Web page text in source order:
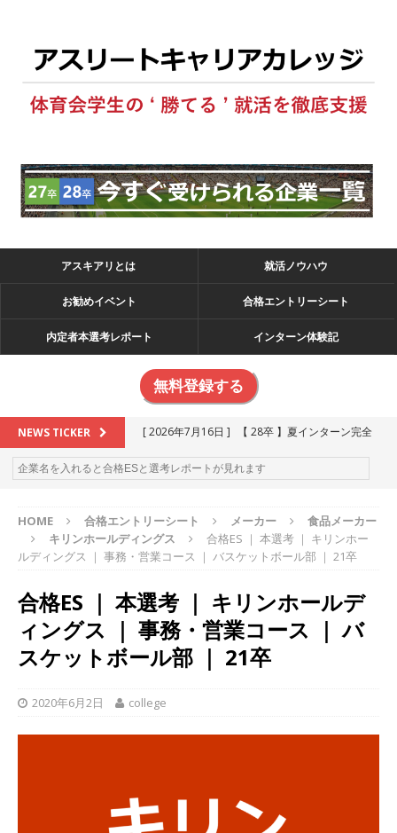
アスキアリとは 就活ノウハウ
お勧めイベント 合格エントリーシート
内定者本選考レポート インターン体験記
無料登録する
NEWS TICKER [ 2026年7月16日 ]
【 28卒 】夏インターン完全
攻略セミナー ｜ 予約フォーム
お勧めイベン
[ 2026年6月13日 ] ≪ 27卒 ≫アスキヤリ個人相
談｜予約フォーム
お勧めイベント
る優良企業一覧（26社）
体育会積極採用企業
[ 2026年5月16日 ] 【 2028卒 】 今すぐ受けられ
る優良企業一覧（15社）
[ 2026年5月15日 ]
学生を求めアスキヤリ限定イベント開催!! 】 世界
以上営業増益を達成 ｜ プライム上場 ｜ カプコン
HOME 合格エントリーシート メーカー
食品メーカー
キリンホールディングス
合格ES ｜ 本選考 ｜ キリンホー
ルディングス ｜ 事務・営業コース ｜ バスケットボール部 ｜ 21卒
合格ES ｜ 本選考 ｜ キリンホールデ
ィングス ｜ 事務・営業コース ｜ バ
スケットボール部 ｜ 21卒
2020年6月2日 college